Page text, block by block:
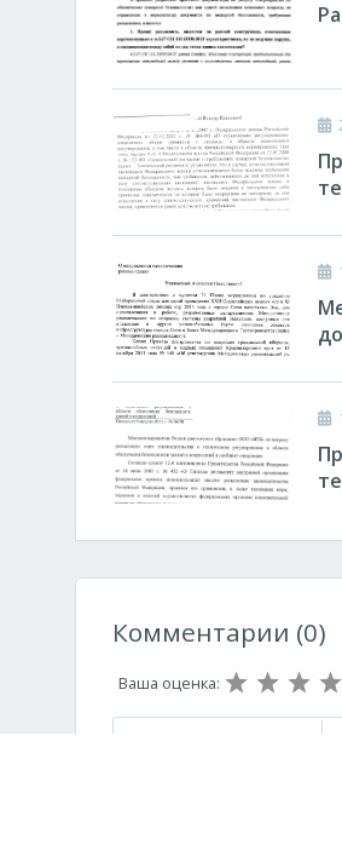
Комментарии (0)
Ваша оценка: